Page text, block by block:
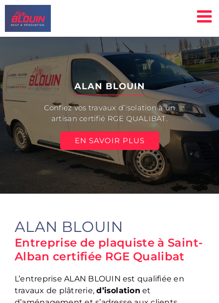
Passer
contenu
ALAN BLOUIN
Confiez vos travaux d’isolation à un
artisan certifié RGE QUALIBAT.
EN SAVOIR PLUS
ALAN BLOUIN
Entreprise de plaquiste à Saint-
Alban certifiée RGE Qualibat
L’entreprise ALAN BLOUIN est qualifiée en
travaux de plâtrerie,d’isolation et